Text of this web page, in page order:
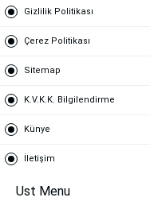
Gizlilik Politikası
Çerez Politikası
Sitemap
K.V.K.K. Bilgilendirme
Künye
İletişim
Ust Menu